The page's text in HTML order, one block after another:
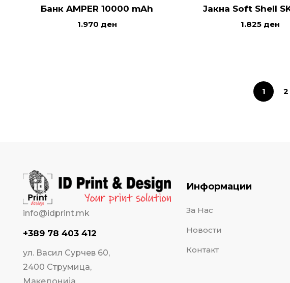
Банк AMPER 10000 mAh
1.970 ден
Јакна Soft Shell
1.825 ден
1 2
info@idprint.mk
+389 78 403 412
ул. Васил Сурчев 60,
2400 Струмица,
Информации
За Нас
Новости
Контакт